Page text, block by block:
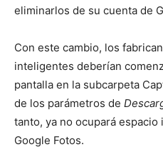
eliminarlos de su cuenta de
Con este cambio, los
inteligentes deberían
pantalla en la subcarpeta
de los parámetros de
tanto, ya no ocupará
Google Fotos.